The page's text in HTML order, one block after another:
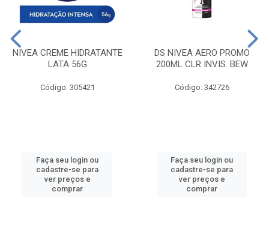
NIVEA CREME HIDRATANTE
LATA 56G
Código: 305421
Faça seu login ou
cadastre-se para
ver preços e
comprar
DS NIVEA AERO PROMO
200ML CLR INVIS. BEW
Código: 342726
Faça seu login ou
cadastre-se para
ver preços e
comprar